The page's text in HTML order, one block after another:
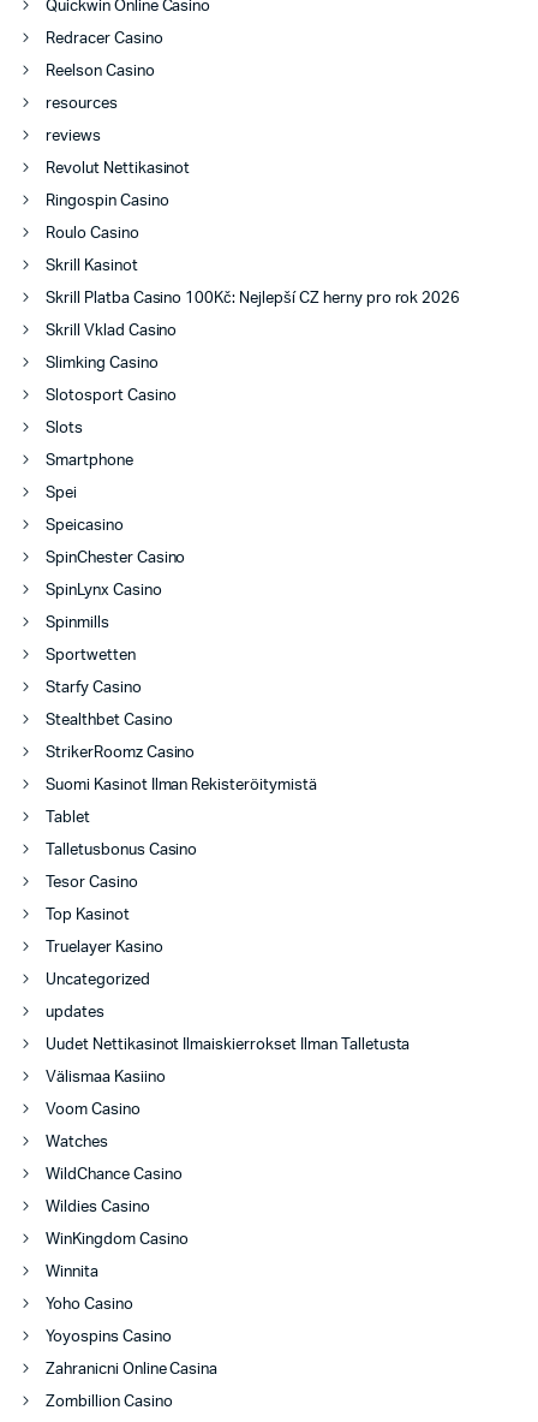
Quickwin Online Casino
Redracer Casino
Reelson Casino
resources
reviews
Revolut Nettikasinot
Ringospin Casino
Roulo Casino
Skrill Kasinot
Skrill Platba Casino 100Kč: Nejlepší CZ herny pro rok 2026
Skrill Vklad Casino
Slimking Casino
Slotosport Casino
Slots
Smartphone
Spei
Speicasino
SpinChester Casino
SpinLynx Casino
Spinmills
Sportwetten
Starfy Casino
Stealthbet Casino
StrikerRoomz Casino
Suomi Kasinot Ilman Rekisteröitymistä
Tablet
Talletusbonus Casino
Tesor Casino
Top Kasinot
Truelayer Kasino
Uncategorized
updates
Uudet Nettikasinot Ilmaiskierrokset Ilman Talletusta
Välismaa Kasiino
Voom Casino
Watches
WildChance Casino
Wildies Casino
WinKingdom Casino
Winnita
Yoho Casino
Yoyospins Casino
Zahranicni Online Casina
Zombillion Casino